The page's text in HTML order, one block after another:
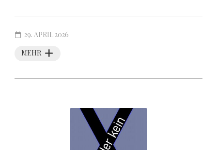
MEHR
29. APRIL 2026